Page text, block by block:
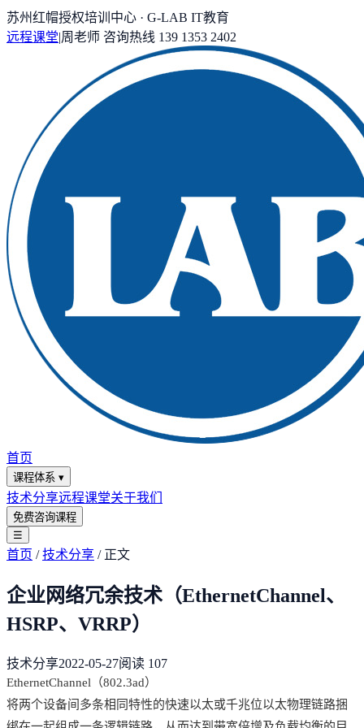
苏州红帽授权培训中心 · G-LAB IT教育
远程课堂|周老师 咨询热线 139 1353 2402
首页
课程体系 ▾
技术分享远程课堂关于我们
免费咨询课程
☰
首页 /技术分享 / 正文
企业网络冗余技术（EthernetChannel、
HSRP、VRRP）
技术分享2022-05-27阅读 107
EthernetChannel（802.3ad）
将两个设备间多条相同特性的快速以太或千兆位以太物理链路捆